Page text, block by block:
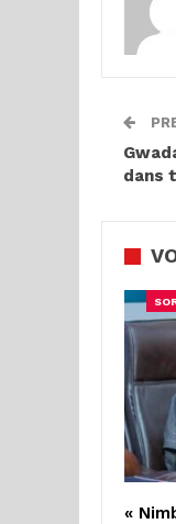
dans
«